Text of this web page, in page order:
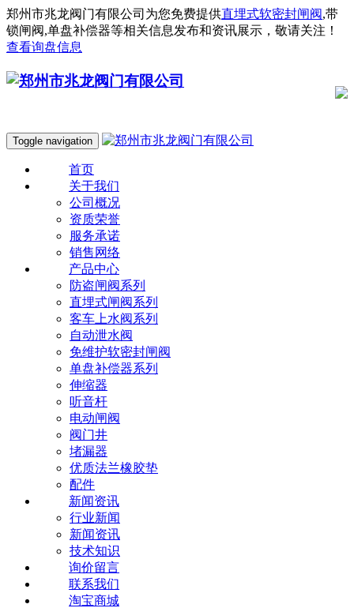
郑州市兆龙阀门有限公司为您免费提供直埋式软密封闸阀,带
锁闸阀,单盘补偿器等相关信息发布和资讯展示，敬请关注！
查看询盘信息
Toggle navigation
首页
关于我们
公司概况
资质荣誉
服务承诺
销售网络
产品中心
防盗闸阀系列
直埋式闸阀系列
客车上水阀系列
自动泄水阀
免维护软密封闸阀
单盘补偿器系列
伸缩器
听音杆
电动闸阀
阀门井
堵漏器
优质法兰橡胶垫
配件
新闻资讯
行业新闻
新闻资讯
技术知识
询价留言
联系我们
淘宝商城